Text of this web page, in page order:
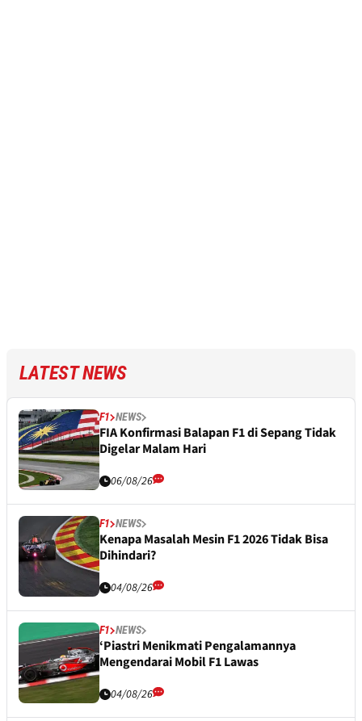
LATEST NEWS
F1 NEWS
FIA Konfirmasi Balapan F1 di Sepang Tidak
Digelar Malam Hari
06/08/26
F1 NEWS
Kenapa Masalah Mesin F1 2026 Tidak Bisa
Dihindari?
04/08/26
F1 NEWS
‘Piastri Menikmati Pengalamannya
Mengendarai Mobil F1 Lawas
04/08/26